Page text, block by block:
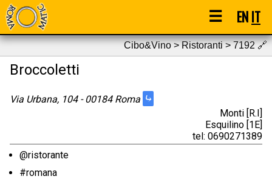
☰ ENIT
Cibo&Vino > Ristoranti > 7192🔗
Broccoletti
Via Urbana, 104 - 00184 Roma ⤷
Monti [R.I]
Esquilino [1E]
tel: 0690271389
@ristorante
#romana